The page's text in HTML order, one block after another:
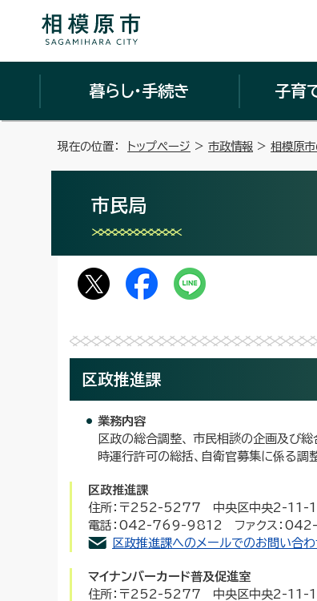
暮らし・手続き 子育
現在の位置： トップページ > 市政情報 > 相模原
市民局
区政推進課
業務内容
区政の総合調整、 市民相談の企画及び
時運行許可の総括、自衛官募集に係る調
区政推進課
住所：〒252-5277 中央区中央2-11-
電話：042-769-9812 ファクス：
区政推進課へのメールでのお問い合
マイナンバーカード普及促進室
住所：〒252-5277 中央区中央2-11-